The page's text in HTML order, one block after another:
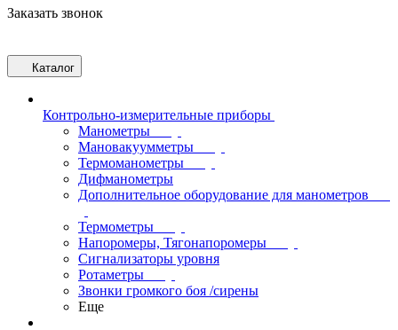
Заказать звонок
Каталог
Контрольно-измерительные приборы
Манометры
Мановакуумметры
Термоманометры
Дифманометры
Дополнительное оборудование для манометров
Термометры
Напоромеры, Тягонапоромеры
Сигнализаторы уровня
Ротаметры
Звонки громкого боя /сирены
Еще